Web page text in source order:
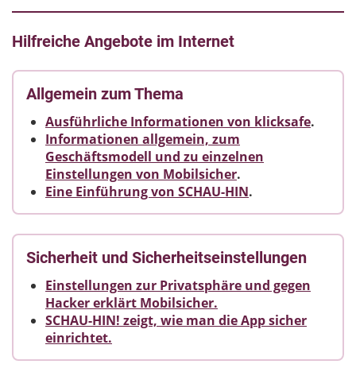
Hilfreiche Angebote im Internet
Allgemein zum Thema
Ausführliche Informationen von klicksafe.
Informationen allgemein, zum
Geschäftsmodell und zu einzelnen
Einstellungen von Mobilsicher.
Eine Einführung von SCHAU-HIN.
Sicherheit und Sicherheitseinstellungen
Einstellungen zur Privatsphäre und gegen
Hacker erklärt Mobilsicher.
SCHAU-HIN! zeigt, wie man die App sicher
einrichtet.